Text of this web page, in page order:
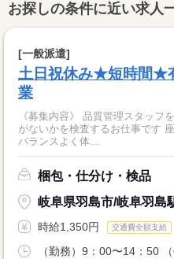
お探しの条件に近い求人
[一般派遣]
土日祝休み★短時間★
業
《募集内容》 品質管理スタッフ
がないかを検査するお仕事です 座っての作業も立っての作業もあり
バランスよく体...
梱包・仕分け・検品
岐阜県羽島市/岐阜羽島
時給1,350円 交通費全額支給
（勤務）9：00〜14：50